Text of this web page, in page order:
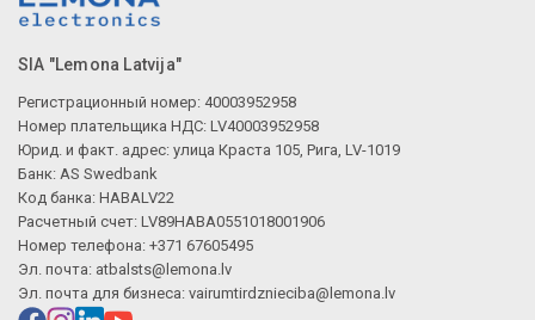
SIA "Lemona Latvija"
Регистрационный номер: 40003952958
Номер плательщика НДС: LV40003952958
Юрид. и факт. адрес: улица Краста 105, Рига, LV-1019
Банк: AS Swedbank
Код банка: HABALV22
Расчетный счет: LV89HABA0551018001906
Номер телефона: +371 67605495
Эл. почта: atbalsts@lemona.lv
Эл. почта для бизнеса: vairumtirdznieciba@lemona.lv